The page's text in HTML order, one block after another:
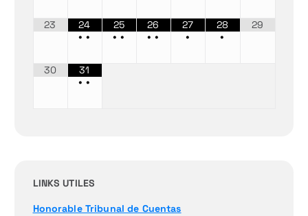
23
24
••
25
••
26
••
27
•
28
•
29
30
31
••
LINKS UTILES
Honorable Tribunal de Cuentas